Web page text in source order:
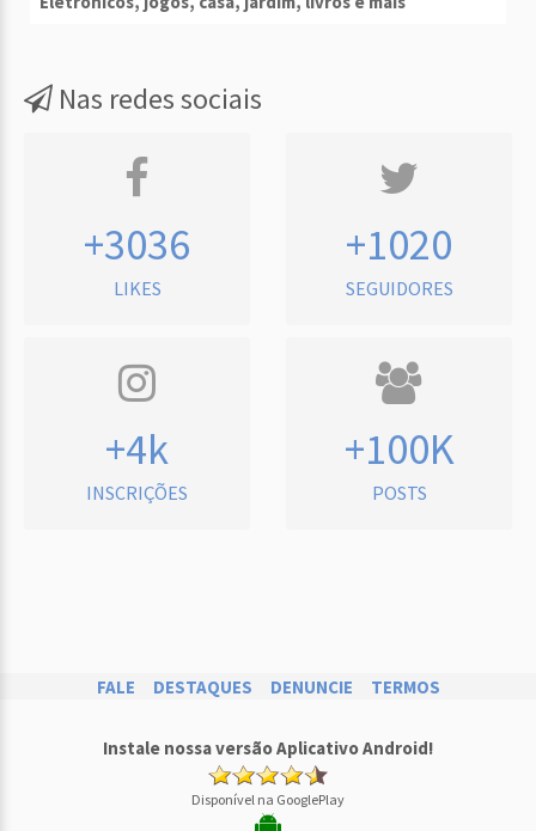
Nas redes sociais
+3036
LIKES
+1020
SEGUIDORES
+4k
INSCRIÇÕES
+100K
POSTS
FALE DESTAQUES DENUNCIE TERMOS
Instale nossa versão Aplicativo Android!
Disponível na GooglePlay